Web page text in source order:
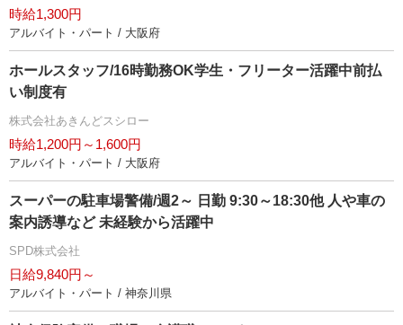
時給1,300円
アルバイト・パート / 大阪府
ホールスタッフ/16時勤務OK学生・フリーター活躍中前払
い制度有
株式会社あきんどスシロー
時給1,200円～1,600円
アルバイト・パート / 大阪府
スーパーの駐車場警備/週2～ 日勤 9:30～18:30他 人や車の
案内誘導など 未経験から活躍中
SPD株式会社
日給9,840円～
アルバイト・パート / 神奈川県